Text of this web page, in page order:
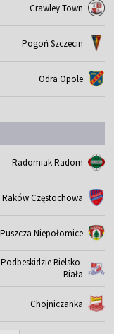
Crawley Town
Pogoń Szczecin
Odra Opole
Radomiak Radom
Raków Częstochowa
Puszcza Niepołomice
Podbeskidzie Bielsko-
Biała
Chojniczanka